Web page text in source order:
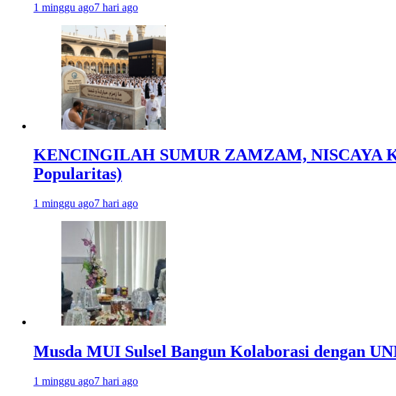
1 minggu ago7 hari ago
KENCINGILAH SUMUR ZAMZAM, NISCAYA
Popularitas)
1 minggu ago7 hari ago
Musda MUI Sulsel Bangun Kolaborasi dengan
1 minggu ago7 hari ago